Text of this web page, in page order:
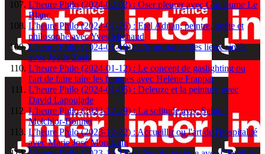
L'heure Philo (2024-02-02) : Oser pleurer avec Guillaume Le
Blanc
L'heure Philo (2024-01-26) : Etel Adnan, peintre, poète et
philosophe avec Yves Michaud
L'heure Philo (2024-01-19) : L'importance des lieux aimés
avec Joëlle Zask
L'heure Philo (2024-01-12) : Le concept de gaslighting ou
l'art de faire taire les femmes avec Hélène Frappat
L'heure Philo (2024-01-05) : Deleuze et la peinture avec
David Lapoujade
L'heure Philo (2023-12-29) : La solitude avec Sabine
Melchior-Bonnet
L'heure Philo (2023-12-22) : Accueillir ou l'art de l'hospitalité
avec Marie José Mondzain